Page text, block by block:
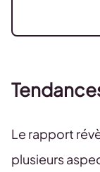
Le rapport
plusieurs